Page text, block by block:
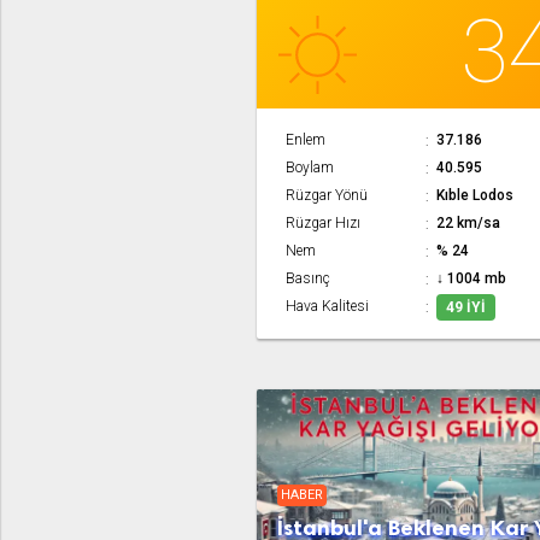
Enlem
37.186
Boylam
40.595
Rüzgar Yönü
Kıble Lodos
Rüzgar Hızı
22 km/sa
Nem
% 24
Basınç
↓ 1004 mb
Hava Kalitesi
49 İYI
HABER
İstanbul'a Beklenen Kar